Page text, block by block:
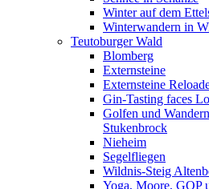
Winter auf dem
Winterwandern in
Teutoburger Wald
Blomberg
Externsteine
Externsteine
Gin-Tasting faces
Golfen und
Stukenbrock
Nieheim
Segelfliegen
Wildnis-Steig
Yoga, Moore, GOP